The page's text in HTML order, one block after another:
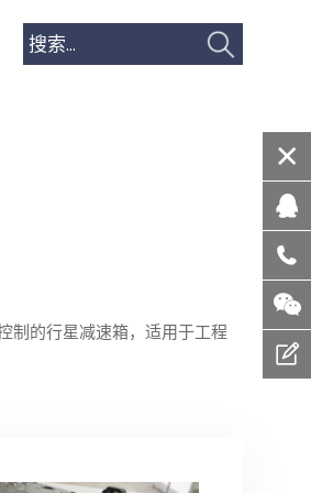
制的行星减速箱，适用于工程